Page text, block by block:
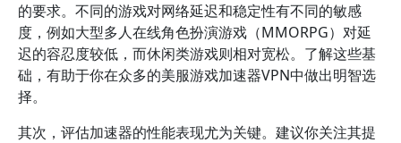
的要求。不同的游戏对网络延迟和稳定性有不同的敏感
度，例如大型多人在线角色扮演游戏（MMORPG）对延
迟的容忍度较低，而休闲类游戏则相对宽松。了解这些基
础，有助于你在众多的美服游戏加速器VPN中做出明智选
择。
其次，评估加速器的性能表现尤为关键。建议你关注其提